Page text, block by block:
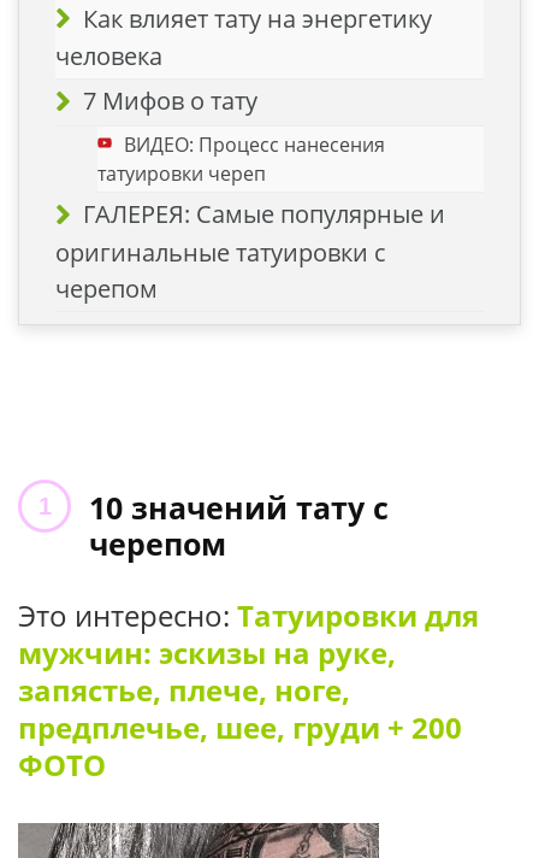
Как влияет тату на энергетику
человека
7 Мифов о тату
ВИДЕО: Процесс нанесения
татуировки череп
ГАЛЕРЕЯ: Самые популярные и
оригинальные татуировки с
черепом
10 значений тату с
черепом
Это интересно: Татуировки для
мужчин: эскизы на руке,
запястье, плече, ноге,
предплечье, шее, груди + 200
ФОТО